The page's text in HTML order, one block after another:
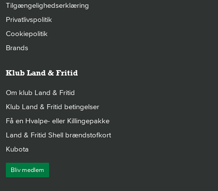
Tilgængelighedserklæring
Privatlivspolitik
Cookiepolitik
Brands
Klub Land & Fritid
Om klub Land & Fritid
Klub Land & Fritid betingelser
Få en Hvalpe- eller Killingepakke
Land & Fritid Shell brændstofkort
Kubota
Bliv medlem